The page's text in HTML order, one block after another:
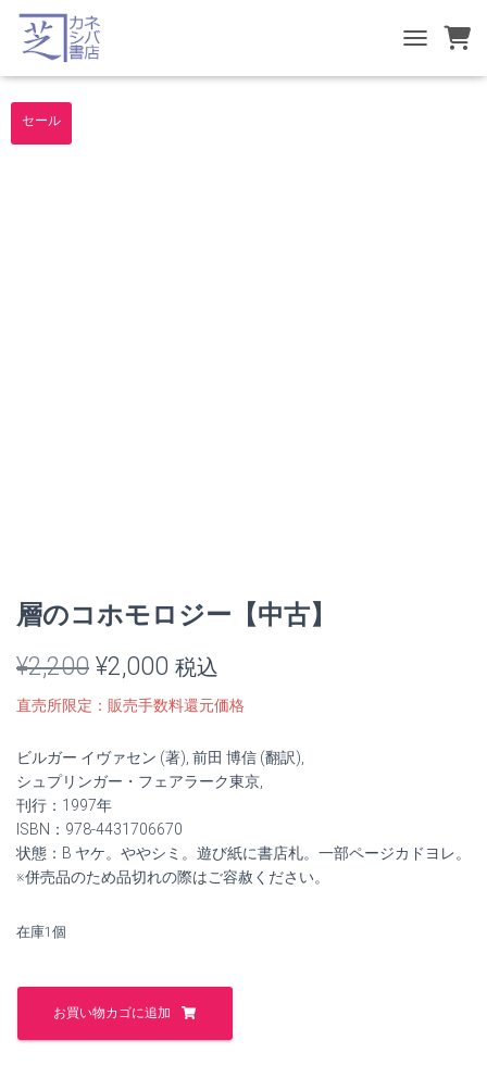
TOGGLE
セール
層のコホモロジー【中古】
¥2,200 元
の
価
格
は
¥2,200
た。
¥2,000 現
在
の
価
格
は
す。
税込
直売所限定：販売手数料還元価格
ビルガー イヴァセン (著), 前田 博信 (翻訳),
シュプリンガー・フェアラーク東京,
刊行：1997年
ISBN：978-4431706670
状態：B ヤケ。ややシミ。遊び紙に書店札。一部ページカドヨレ。
※併売品のため品切れの際はご容赦ください。
在庫1個
層
ホ
お買い物カゴに追加